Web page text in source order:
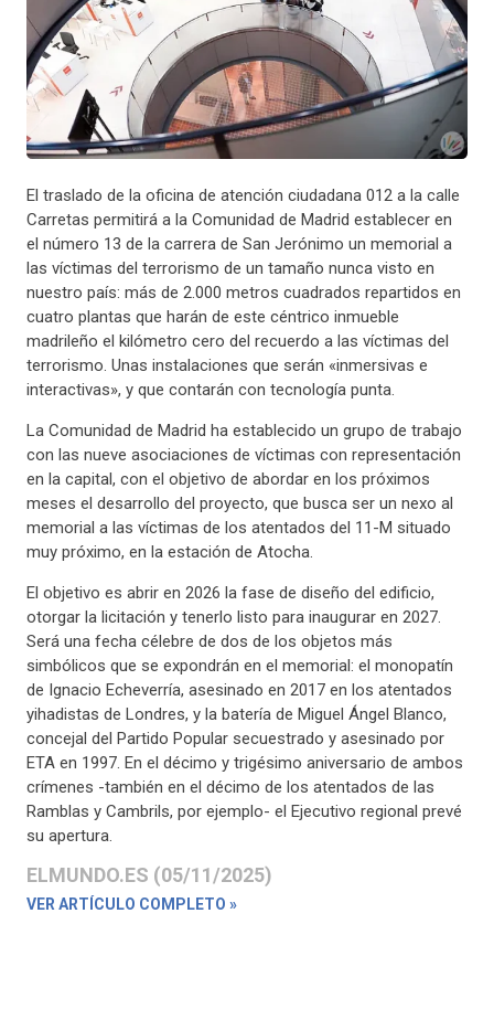
El traslado de la oficina de atención ciudadana 012 a la calle
Carretas permitirá a la Comunidad de Madrid establecer en
el número 13 de la carrera de San Jerónimo un memorial a
las víctimas del terrorismo de un tamaño nunca visto en
nuestro país: más de 2.000 metros cuadrados repartidos en
cuatro plantas que harán de este céntrico inmueble
madrileño el kilómetro cero del recuerdo a las víctimas del
terrorismo. Unas instalaciones que serán «inmersivas e
interactivas», y que contarán con tecnología punta.
La Comunidad de Madrid ha establecido un grupo de trabajo
con las nueve asociaciones de víctimas con representación
en la capital, con el objetivo de abordar en los próximos
meses el desarrollo del proyecto, que busca ser un nexo al
memorial a las víctimas de los atentados del 11-M situado
muy próximo, en la estación de Atocha.
El objetivo es abrir en 2026 la fase de diseño del edificio,
otorgar la licitación y tenerlo listo para inaugurar en 2027.
Será una fecha célebre de dos de los objetos más
simbólicos que se expondrán en el memorial: el monopatín
de Ignacio Echeverría, asesinado en 2017 en los atentados
yihadistas de Londres, y la batería de Miguel Ángel Blanco,
concejal del Partido Popular secuestrado y asesinado por
ETA en 1997. En el décimo y trigésimo aniversario de ambos
crímenes -también en el décimo de los atentados de las
Ramblas y Cambrils, por ejemplo- el Ejecutivo regional prevé
su apertura.
ELMUNDO.ES (05/11/2025)
VER ARTÍCULO COMPLETO »